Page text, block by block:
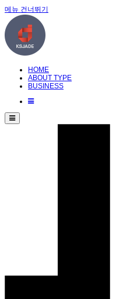
메뉴 건너뛰기
HOME
ABOUT TYPE
BUSINESS